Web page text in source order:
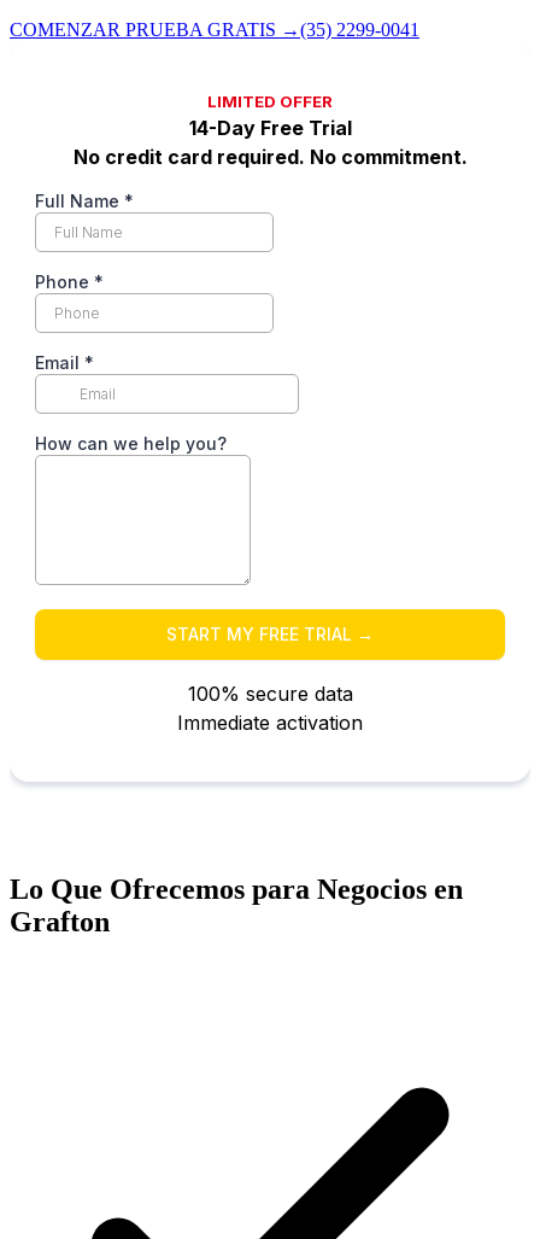
COMENZAR PRUEBA GRATIS →(35) 2299-0041
Lo Que Ofrecemos para Negocios en
Grafton